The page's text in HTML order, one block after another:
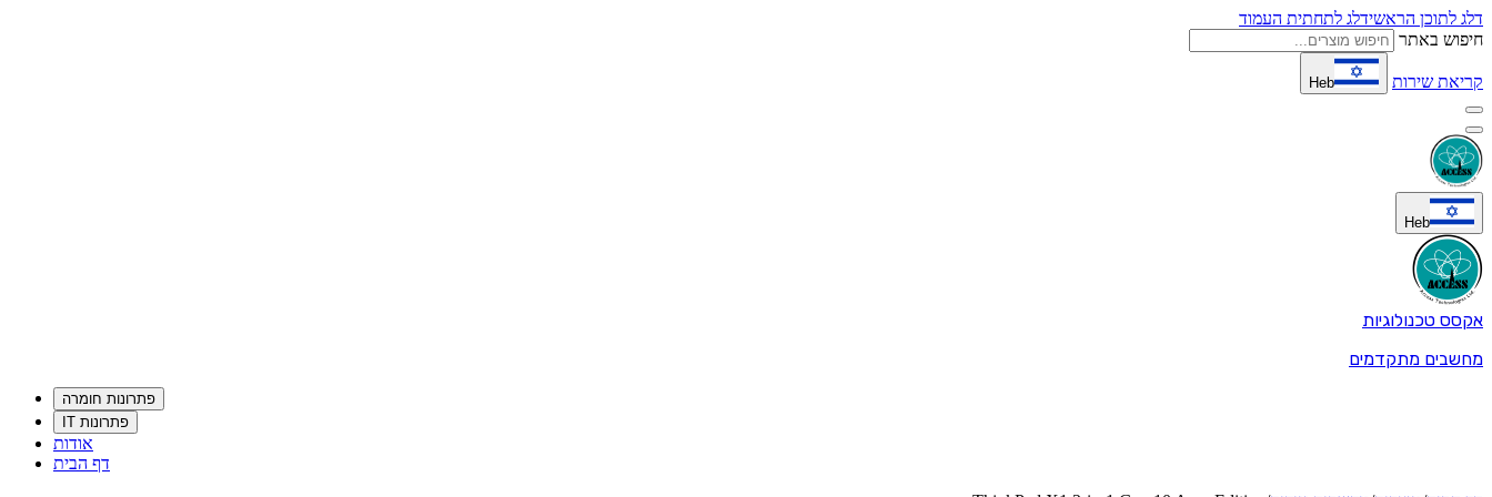
דלג לתוכן הראשידלג לתחתית העמוד
חיפוש באתר
קריאת שירות Heb
Heb
אקסס טכנולוגיות
מחשבים מתקדמים
פתרונות חומרה
פתרונות IT
אודות
דף הבית